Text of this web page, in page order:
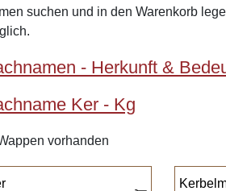
suchen und in den Warenkorb
- Herkunft &
Ker - Kg
vorhanden